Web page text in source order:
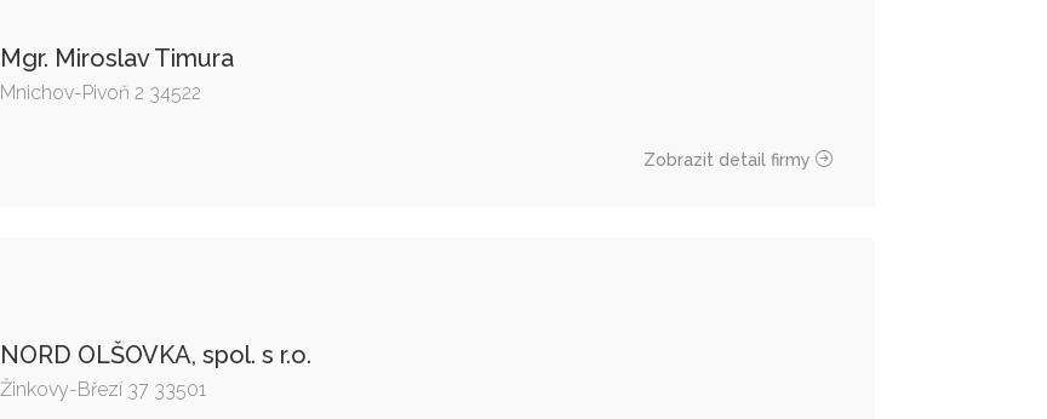
Mgr. Miroslav Timura
Mnichov-Pivoň 2 34522
Zobrazit detail firmy
NORD OLŠOVKA, spol. s r.o.
Žinkovy-Březí 37 33501